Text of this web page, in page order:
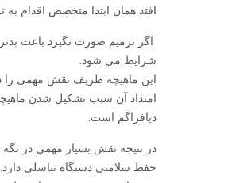
افتد همان ابتدا متخصص اقدام به
اگر ترمیم صورت نگیرد باعث
شرایط می شود.
این ماهیچه ظریف نقش مهمی را
امتداد آن سبب تشکیل شدن
دیافراگم است.
در نتیجه نقش بسیار مهمی در نگه
حفظ سلامتی دستگاه تناسلی دارد.